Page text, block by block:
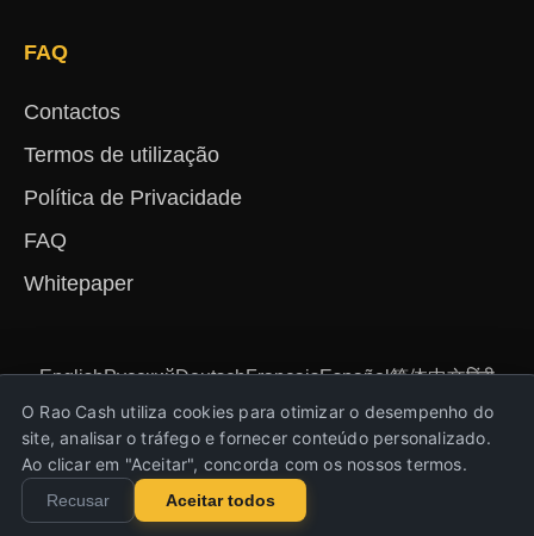
FAQ
Contactos
Termos de utilização
Política de Privacidade
FAQ
Whitepaper
EnglishРусскийDeutschFrançaisEspañol简体中文हिंदी
TürkçePortuguêsNederlandsУкраїнська
Copyright © 2023-2026 Rao Cash. Todos os
direitos reservados.
O Rao Cash utiliza cookies para otimizar o desempenho do
site, analisar o tráfego e fornecer conteúdo personalizado.
Ao clicar em "Aceitar", concorda com os nossos termos.
Recusar Aceitar todos